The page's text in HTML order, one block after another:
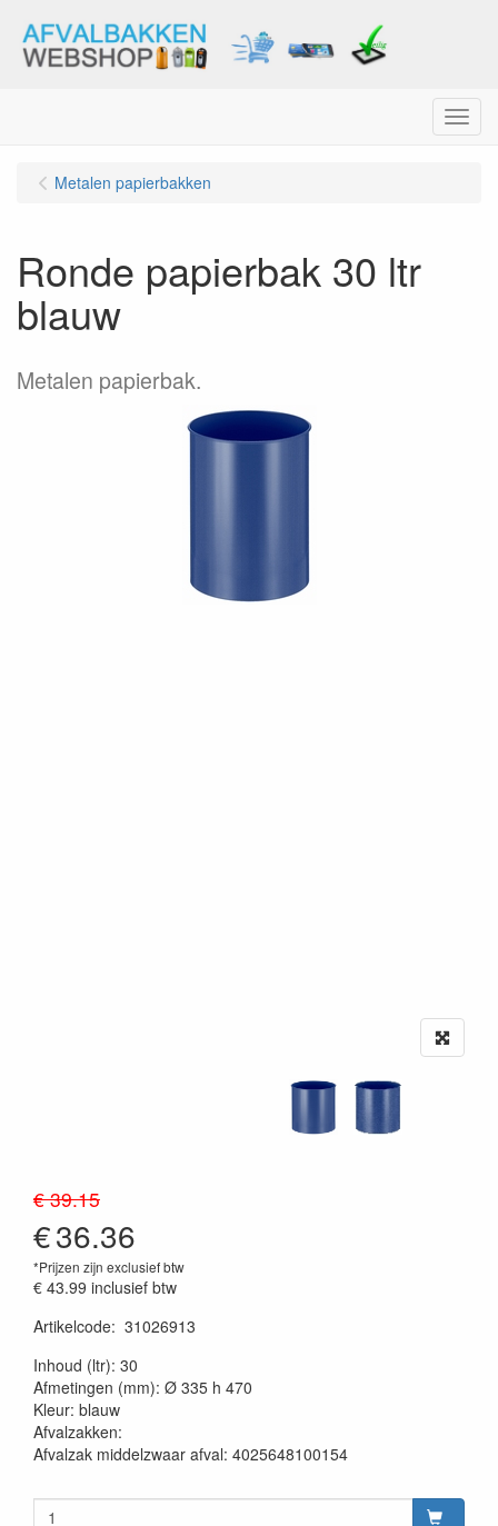
Menu
Metalen papierbakken
Ronde papierbak 30 ltr
blauw
Metalen papierbak.
€ 39.15
€36.36
*Prijzen zijn exclusief btw
€ 43.99 inclusief btw
Artikelcode: 31026913
Inhoud (ltr): 30
Afmetingen (mm): Ø 335 h 470
Kleur: blauw
Afvalzakken:
Afvalzak middelzwaar afval: 4025648100154